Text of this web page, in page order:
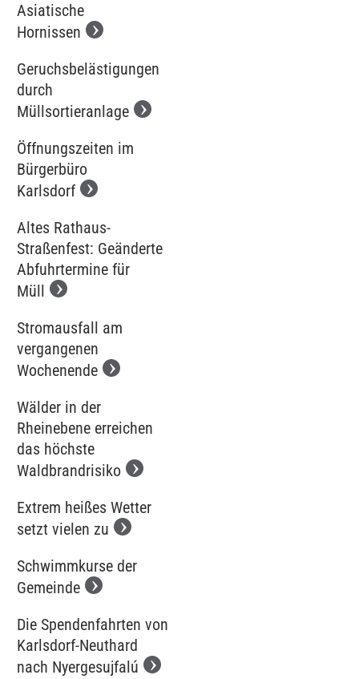
Asiatische
Hornissen
Geruchsbelästigungen
durch
Müllsortieranlage
Öffnungszeiten im
Bürgerbüro
Karlsdorf
Altes Rathaus-
Straßenfest: Geänderte
Abfuhrtermine für
Müll
Stromausfall am
vergangenen
Wochenende
Wälder in der
Rheinebene erreichen
das höchste
Waldbrandrisiko
Extrem heißes Wetter
setzt vielen zu
Schwimmkurse der
Gemeinde
Die Spendenfahrten von
Karlsdorf-Neuthard
nach Nyergesujfalú